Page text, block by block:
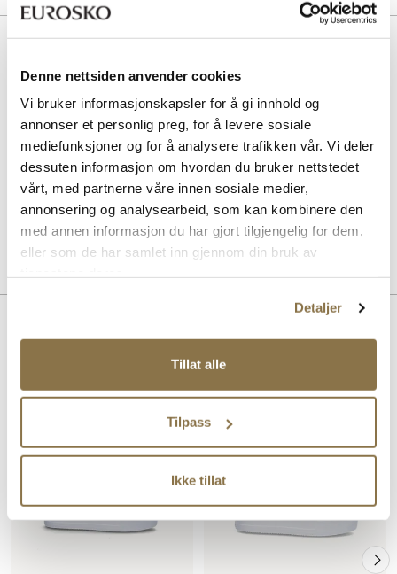
Denne nettsiden anvender cookies
Vi bruker informasjonskapsler for å gi innhold og
annonser et personlig preg, for å levere sosiale
mediefunksjoner og for å analysere trafikken vår. Vi deler
dessuten informasjon om hvordan du bruker nettstedet
vårt, med partnerne våre innen sosiale medier,
annonsering og analysearbeid, som kan kombinere den
med annen informasjon du har gjort tilgjengelig for dem,
eller som de har samlet inn gjennom din bruk av
Detaljer
Tillat alle
Tilpass
Ikke tillat
Beskrivelse
Populær lettvekt platform sneakers fra Stockholm Design Group i
semsket mørk mocca. Klassiske og elegante sko som passer like
godt til jeans som til kjole. Skoen er håndlaget i Portugal med
premium skinnmaterialer og såle fra XtraLight, som er en patentert
kvalitetssåle i ekstra lett materiale.
Art. nr 35167019
Lev. art. nr26H1114
Lignende produkter
SALG